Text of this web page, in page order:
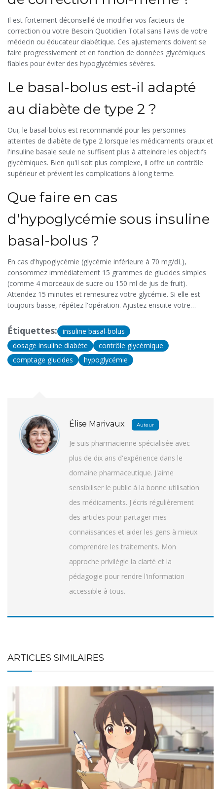
Il est fortement déconseillé de modifier vos facteurs de
correction ou votre Besoin Quotidien Total sans l'avis de votre
médecin ou éducateur diabétique. Ces ajustements doivent se
faire progressivement et en fonction de données glycémiques
fiables pour éviter des hypoglycémies sévères.
Le basal-bolus est-il adapté
au diabète de type 2 ?
Oui, le basal-bolus est recommandé pour les personnes
atteintes de diabète de type 2 lorsque les médicaments oraux et
l'insuline basale seule ne suffisent plus à atteindre les objectifs
glycémiques. Bien qu'il soit plus complexe, il offre un contrôle
supérieur et prévient les complications à long terme.
Que faire en cas
d'hypoglycémie sous insuline
basal-bolus ?
En cas d'hypoglycémie (glycémie inférieure à 70 mg/dL),
consommez immédiatement 15 grammes de glucides simples
(comme 4 morceaux de sucre ou 150 ml de jus de fruit).
Attendez 15 minutes et remesurez votre glycémie. Si elle est
toujours basse, répétez l'opération. Ajustez ensuite votre
revoir votre dosage.
Étiquettes:
insuline basal-bolus
dosage insuline diabète
contrôle glycémique
comptage glucides
hypoglycémie
Élise Marivaux Auteur
Je suis pharmacienne spécialisée avec
plus de dix ans d'expérience dans le
domaine pharmaceutique. J'aime
sensibiliser le public à la bonne utilisation
des médicaments. J'écris régulièrement
des articles pour partager mes
connaissances et aider les gens à mieux
comprendre les traitements. Mon
approche privilégie la clarté et la
pédagogie pour rendre l'information
accessible à tous.
ARTICLES SIMILAIRES